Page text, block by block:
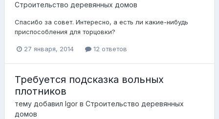
Строительство деревянных домов
Спасибо за совет. Интересно, а есть ли какие-нибудь
приспособления для торцовки?
27 января, 2014 12 ответов
Требуется подсказка вольных
плотников
тему добавил Igor в Строительство деревянных
домов